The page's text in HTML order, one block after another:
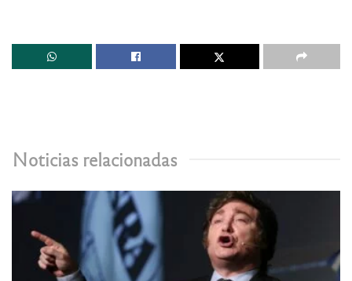
Noticias relacionadas